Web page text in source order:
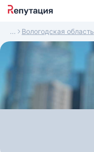
Вологодская область